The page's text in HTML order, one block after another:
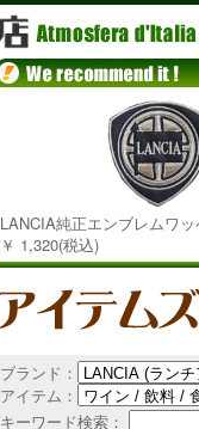
LANCIA純正エンブレムワ
￥ 1,320(税込)
ブランド：
アイテム：
キーワード検索：